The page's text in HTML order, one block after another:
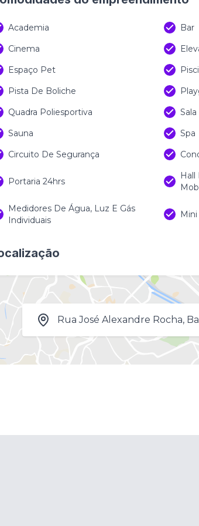
Academia Bar
Cinema
Espaço Pet
Pista De Boliche
Quadra Poliesportiva
Sauna
Spa
Circuito De Segurança
Portaria 24hrs
Hall
Medidores De Água, Luz E Gás
Individuais
Rua José Alexandre Rocha,